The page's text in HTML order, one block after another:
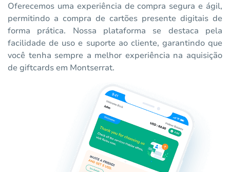
Oferecemos uma experiência de compra segura e ágil,
permitindo a compra de cartões presente digitais de
forma prática. Nossa plataforma se destaca pela
facilidade de uso e suporte ao cliente, garantindo que
você tenha sempre a melhor experiência na aquisição
de giftcards em Montserrat.